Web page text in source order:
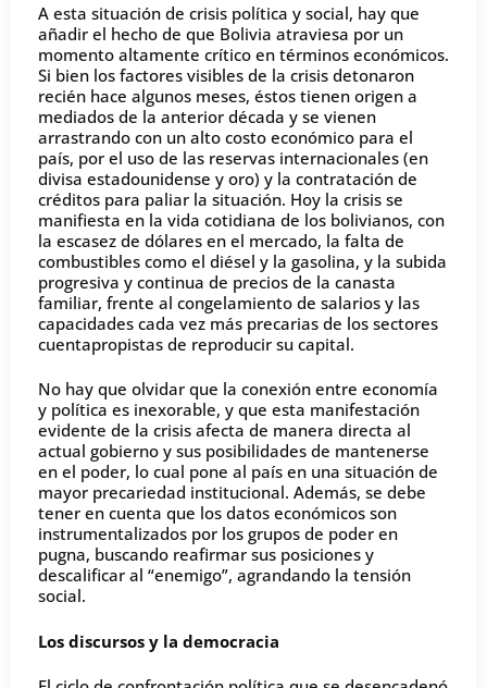
A esta situación de crisis política y social, hay que
añadir el hecho de que Bolivia atraviesa por un
momento altamente crítico en términos económicos.
Si bien los factores visibles de la crisis detonaron
recién hace algunos meses, éstos tienen origen a
mediados de la anterior década y se vienen
arrastrando con un alto costo económico para el
país, por el uso de las reservas internacionales (en
divisa estadounidense y oro) y la contratación de
créditos para paliar la situación. Hoy la crisis se
manifiesta en la vida cotidiana de los bolivianos, con
la escasez de dólares en el mercado, la falta de
combustibles como el diésel y la gasolina, y la subida
progresiva y continua de precios de la canasta
familiar, frente al congelamiento de salarios y las
capacidades cada vez más precarias de los sectores
cuentapropistas de reproducir su capital.
No hay que olvidar que la conexión entre economía
y política es inexorable, y que esta manifestación
evidente de la crisis afecta de manera directa al
actual gobierno y sus posibilidades de mantenerse
en el poder, lo cual pone al país en una situación de
mayor precariedad institucional. Además, se debe
tener en cuenta que los datos económicos son
instrumentalizados por los grupos de poder en
pugna, buscando reafirmar sus posiciones y
descalificar al “enemigo”, agrandando la tensión
social.
Los discursos y la democracia